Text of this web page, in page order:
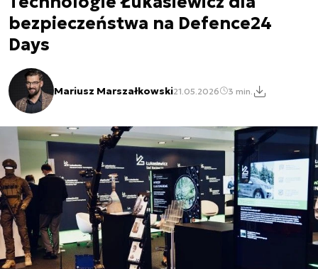
bezpieczeństwa na Defence24
Days
Mariusz Marszałkowski21.05.2026 3 min.